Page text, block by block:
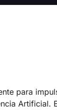
para
Artificial.